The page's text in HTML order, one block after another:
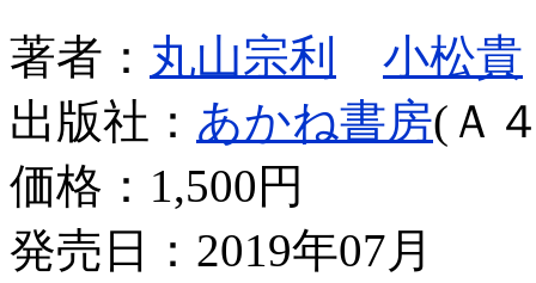
著者： 丸山宗利
小松貴
出版社： あかね書房(Ａ
価格： 1,500円
発売日：2019年07月